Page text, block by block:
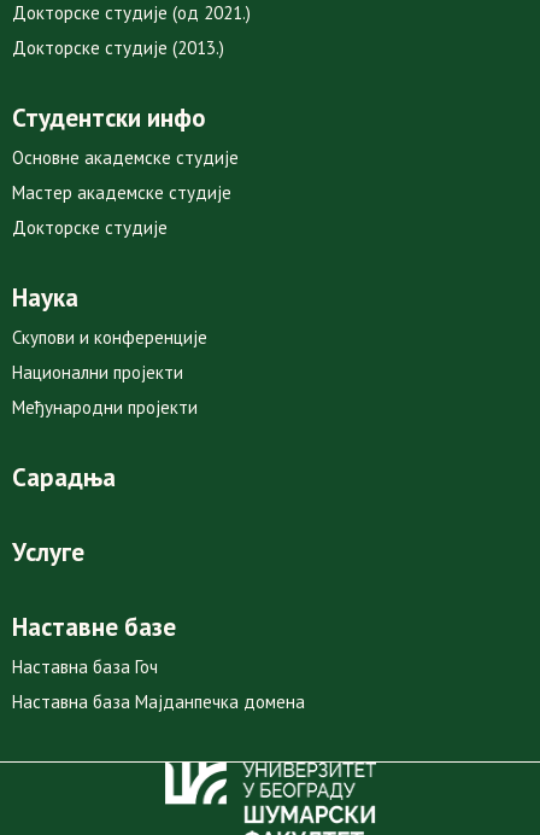
Докторске студије (од 2021.)
Докторске студије (2013.)
Студентски инфо
Основне академске студије
Мастер академске студије
Докторске студије
Наука
Скупови и конференције
Национални пројекти
Међународни пројекти
Сарадња
Услуге
Наставне базе
Наставна база Гоч
Наставна база Мајданпечка домена